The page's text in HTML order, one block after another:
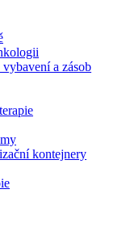
katalog B.
nás.​
a zásob
kontejnery